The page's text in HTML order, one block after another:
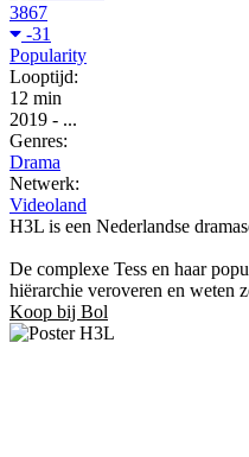
3867
-31
Popularity
Looptijd:
12 min
2019 - ...
Genres:
Drama
Netwerk:
Videoland
H3L is een Nederlandse
De complexe Tess en haar
hiërarchie veroveren en weten
Koop bij Bol